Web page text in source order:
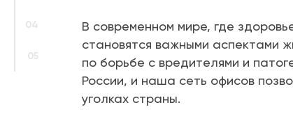
04
05
В современном мире, где
становятся важными аспектами
по борьбе с вредителями и
России, и наша сеть офисов
уголках страны.